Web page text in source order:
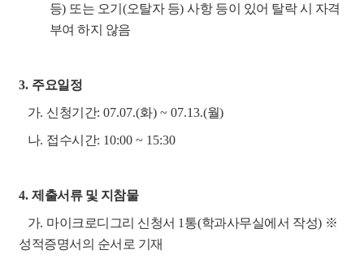
등) 또는 오기 (오탈자 등)사항 등이 있어 탈락 시 자격
부여 하지 않음
3. 주요일정
가. 신청기간: 07.07.(화) ~ 07.13.(월)
나. 접수시간: 10:00 ~ 15:30
4. 제출서류 및 지참물
가. 마이크로디그리 신청서 1 통(학과사무실에서 작성) ※
성적증명서의 순서로 기재